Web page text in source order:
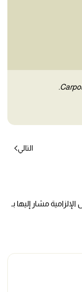
التالي
مشار إليها بـ